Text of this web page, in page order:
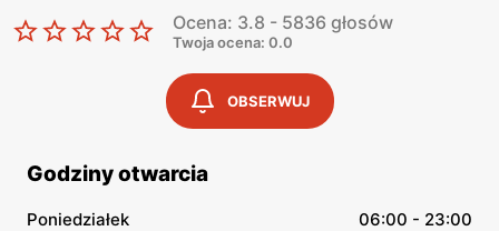
Ocena: 3.8 - 5836 głosów
Twoja ocena: 0.0
OBSERWUJ
Godziny otwarcia
Poniedziałek
06:00 - 23:00